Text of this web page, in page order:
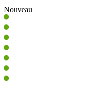
Nouveau